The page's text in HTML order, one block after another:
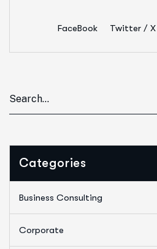
FaceBook Twitter / X
Categories
Business Consulting
Corporate